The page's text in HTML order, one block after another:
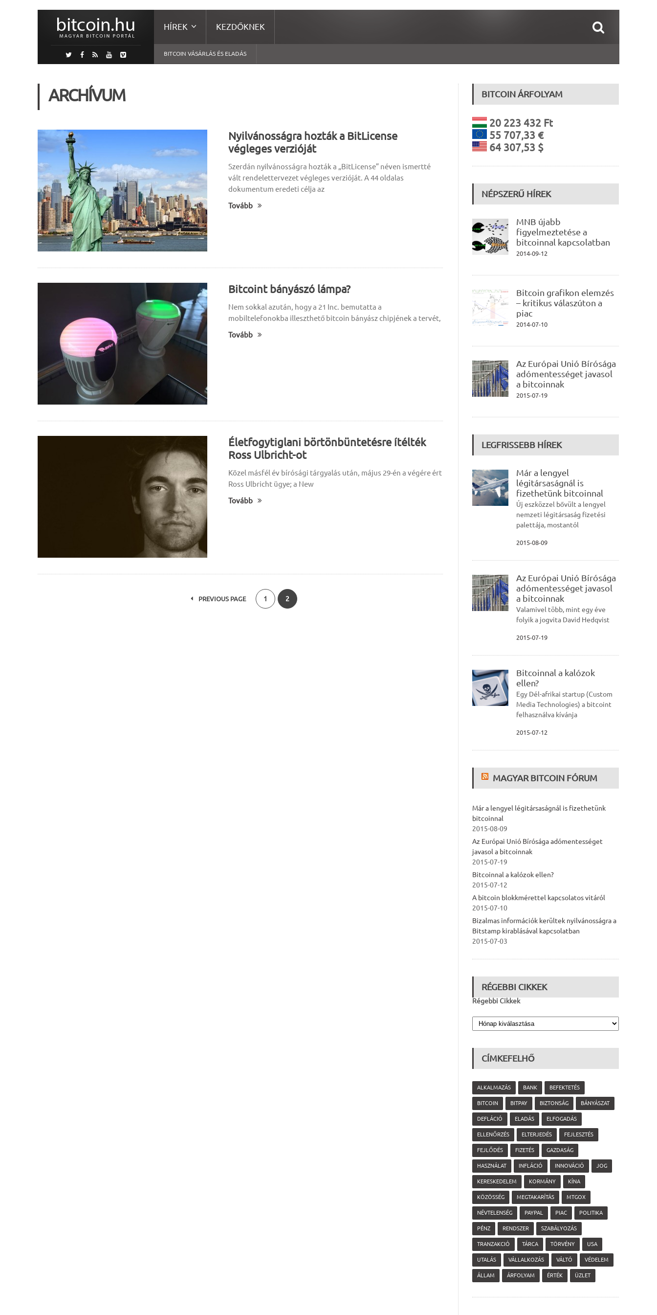
HÍREK KEZDŐKNEK
BITCOIN VÁSÁRLÁS ÉS ELADÁS
ARCHÍVUM
Nyilvánosságra hozták a BitLicense
végleges verzióját
Szerdán nyilvánosságra hozták a „BitLicense” néven ismertté
vált rendelettervezet végleges verzióját. A 44 oldalas
dokumentum eredeti célja az
Tovább
Bitcoint bányászó lámpa?
Nem sokkal azután, hogy a 21 Inc. bemutatta a
mobiltelefonokba illeszthető bitcoin bányász chipjének a tervét,
Tovább
Életfogytiglani börtönbüntetésre ítélték
Ross Ulbricht-ot
Közel másfél év bírósági tárgyalás után, május 29-én a végére ért
Ross Ulbricht ügye; a New
Tovább
PREVIOUS PAGE 1 2
BITCOIN ÁRFOLYAM
20 223 432 Ft
55 707,33 €
64 307,53 $
NÉPSZERŰ HÍREK
MNB újabb
figyelmeztetése a
bitcoinnal kapcsolatban
2014-09-12
Bitcoin grafikon elemzés
– kritikus válaszúton a
piac
2014-07-10
Az Európai Unió Bírósága
adómentességet javasol
a bitcoinnak
2015-07-19
LEGFRISSEBB HÍREK
Már a lengyel
légitársaságnál is
fizethetünk bitcoinnal
Új eszközzel bővült a lengyel
nemzeti légitársaság fizetési
palettája, mostantól
2015-08-09
Az Európai Unió Bírósága
adómentességet javasol
a bitcoinnak
Valamivel több, mint egy éve
folyik a jogvita David Hedqvist
2015-07-19
Bitcoinnal a kalózok
ellen?
Egy Dél-afrikai startup (Custom
Media Technologies) a bitcoint
felhasználva kívánja
2015-07-12
MAGYAR BITCOIN FÓRUM
Már a lengyel légitársaságnál is fizethetünk
bitcoinnal
2015-08-09
Az Európai Unió Bírósága adómentességet
javasol a bitcoinnak
2015-07-19
Bitcoinnal a kalózok ellen?
2015-07-12
A bitcoin blokkmérettel kapcsolatos vitáról
2015-07-10
Bizalmas információk kerültek nyilvánosságra a
Bitstamp kirablásával kapcsolatban
2015-07-03
RÉGEBBI CIKKEK
Régebbi Cikkek
CÍMKEFELHŐ
ALKALMAZÁS BANK BEFEKTETÉS
BITCOIN BITPAY BIZTONSÁG BÁNYÁSZAT
DEFLÁCIÓ ELADÁS ELFOGADÁS
ELLENŐRZÉS ELTERJEDÉS FEJLESZTÉS
FEJLŐDÉS FIZETÉS GAZDASÁG
HASZNÁLAT INFLÁCIÓ INNOVÁCIÓ JOG
KERESKEDELEM KORMÁNY KÍNA
KÖZÖSSÉG MEGTAKARÍTÁS MTGOX
NÉVTELENSÉG PAYPAL PIAC POLITIKA
PÉNZ RENDSZER SZABÁLYOZÁS
TRANZAKCIÓ TÁRCA TÖRVÉNY USA
UTALÁS VÁLLALKOZÁS VÁLTÓ VÉDELEM
ÁLLAM ÁRFOLYAM ÉRTÉK ÜZLET